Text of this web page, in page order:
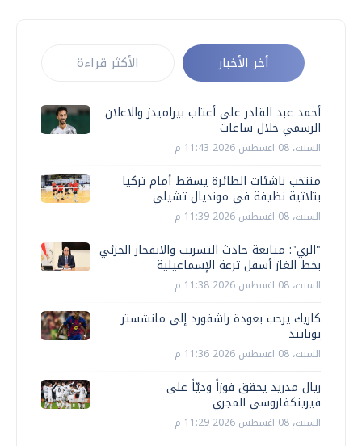
أخر الأخبار الأكثر قراءة
أحمد عبد القادر على أعتاب بيراميدز والاعلان
الرسمي خلال ساعات
السبت، 08 اغسطس 2026 11:43 م
منتخب ناشئات الطائرة يسقط أمام تركيا
بثلاثية نظيفة في مونديال تشيلي
السبت، 08 اغسطس 2026 11:39 م
"الري": متابعة حادث التسريب والانفجار الجزئي
بخط الغاز أسفل ترعة الإسماعيلية
السبت، 08 اغسطس 2026 11:38 م
كاريك يرحب بعودة راشفورد إلى مانشستر
يونايتد
السبت، 08 اغسطس 2026 11:36 م
ريال مدريد يحقق فوزاً وديّاً على
فيرينكفاروسي المجري
السبت، 08 اغسطس 2026 11:29 م